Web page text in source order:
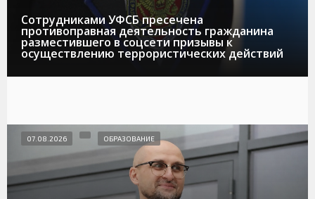
Сотрудниками УФСБ пресечена
противоправная деятельность гражданина
разместившего в соцсети призывы к
осуществлению террористических действий
07.08.2026 ОБРАЗОВАНИЕ